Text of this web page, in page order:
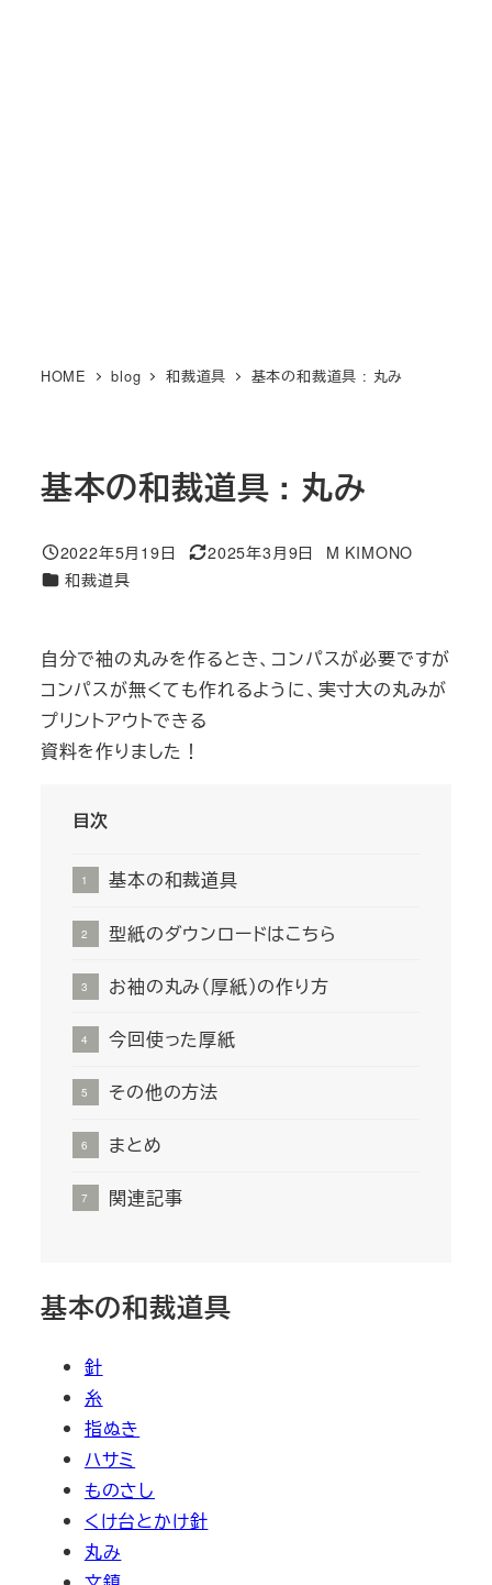
HOME blog 和裁道具 基本の和裁道具 : 丸み
基本の和裁道具 : 丸み
投稿日
2022年5月19日
更新日
2025年3月9日
著
M KIMONO
カテゴリー
和裁道具
自分で袖の丸みを作るとき、コンパスが必要ですが
コンパスが無くても作れるように、実寸大の丸みが
プリントアウトできる
資料を作りました！
目次
基本の和裁道具
型紙のダウンロードはこちら
お袖の丸み（厚紙）の作り方
今回使った厚紙
その他の方法
まとめ
関連記事
基本の和裁道具
針
糸
指ぬき
ハサミ
ものさし
くけ台とかけ針
丸み